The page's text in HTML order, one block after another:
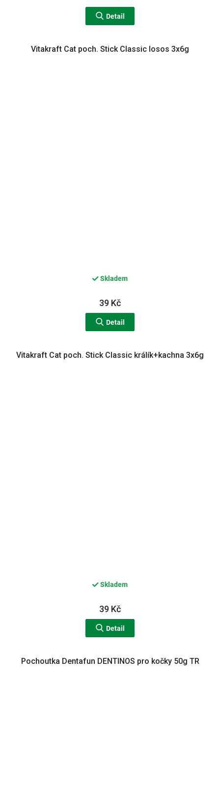
Detail
Vitakraft Cat poch. Stick Classic losos 3x6g
Skladem
39 Kč
Detail
Vitakraft Cat poch. Stick Classic králík+kachna 3x6g
Skladem
39 Kč
Detail
Pochoutka Dentafun DENTINOS pro kočky 50g TR